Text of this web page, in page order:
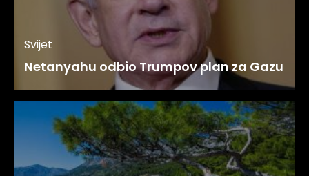
Svijet
Netanyahu odbio Trumpov plan za Gazu